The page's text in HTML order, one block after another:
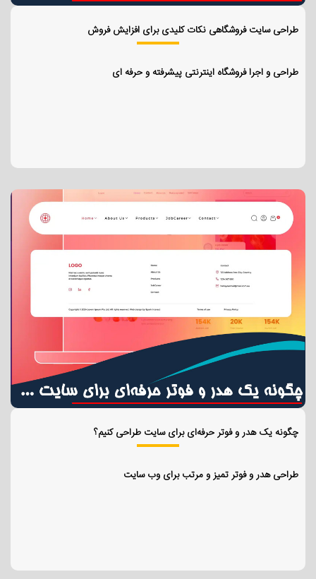
طراحی سایت فروشگاهی نکات کلیدی برای افزایش فروش
طراحی و اجرا فروشگاه اینترنتی پیشرفته و حرفه ای
چگونه یک هدر و فوتر حرفه‌ای برای سایت طراحی کنیم؟
طراحی هدر و فوتر تمیز و مرتب برای وب سایت